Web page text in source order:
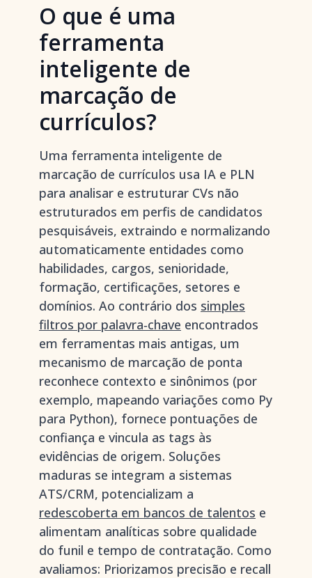
O que é uma
ferramenta
inteligente de
marcação de
currículos?
Uma ferramenta inteligente de
marcação de currículos usa IA e PLN
para analisar e estruturar CVs não
estruturados em perfis de candidatos
pesquisáveis, extraindo e normalizando
automaticamente entidades como
habilidades, cargos, senioridade,
formação, certificações, setores e
domínios. Ao contrário dos simples
filtros por palavra‑chave encontrados
em ferramentas mais antigas, um
mecanismo de marcação de ponta
reconhece contexto e sinônimos (por
exemplo, mapeando variações como Py
para Python), fornece pontuações de
confiança e vincula as tags às
evidências de origem. Soluções
maduras se integram a sistemas
ATS/CRM, potencializam a
redescoberta em bancos de talentos e
alimentam analíticas sobre qualidade
do funil e tempo de contratação. Como
avaliamos: Priorizamos precisão e recall